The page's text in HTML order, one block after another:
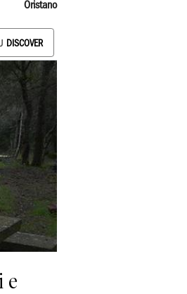
Oristano
DISCOVER
e